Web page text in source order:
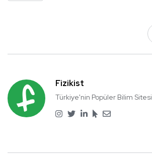
Fizikist
Türkiye'nin Popüler Bilim Sitesi